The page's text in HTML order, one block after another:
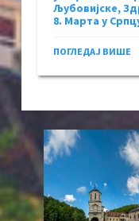
Љубовијске,
8. Марта у
ПОГЛЕДАЈ ВИШЕ